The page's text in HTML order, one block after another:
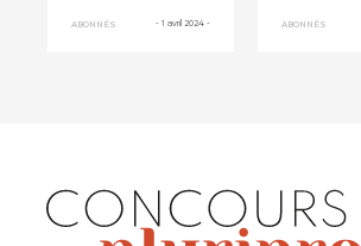
une maison de
ABONNÉS - 1 avril 2024 -
santé e...
ABONNÉS